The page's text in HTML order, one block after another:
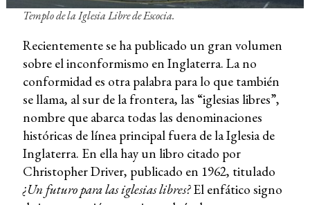
Templo de la Iglesia Libre de Escocia.
Recientemente se ha publicado un gran volumen
sobre el inconformismo en Inglaterra. La no
conformidad es otra palabra para lo que también
se llama, al sur de la frontera, las “iglesias libres”,
nombre que abarca todas las denominaciones
históricas de línea principal fuera de la Iglesia de
Inglaterra. En ella hay un libro citado por
Christopher Driver, publicado en 1962, titulado
¿Un futuro para las iglesias libres?El enfático signo